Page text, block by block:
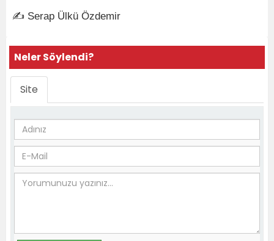
✍️ Serap Ülkü Özdemir
Neler Söylendi?
Site